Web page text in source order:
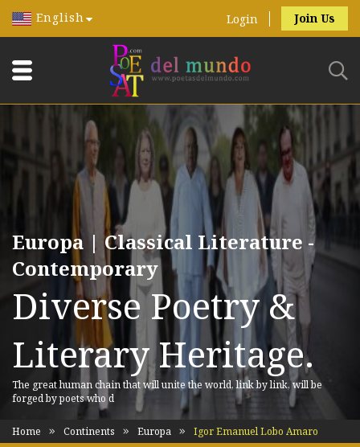
English Login Join Us
Europa | Classical Literature -
Contemporary
Diverse Poetry &
Literary Heritage.
The great human chain that will unite the world, link by link, will be
forged by poets who d
Home Continents Europa Igor Emanuel Lobo Amaro